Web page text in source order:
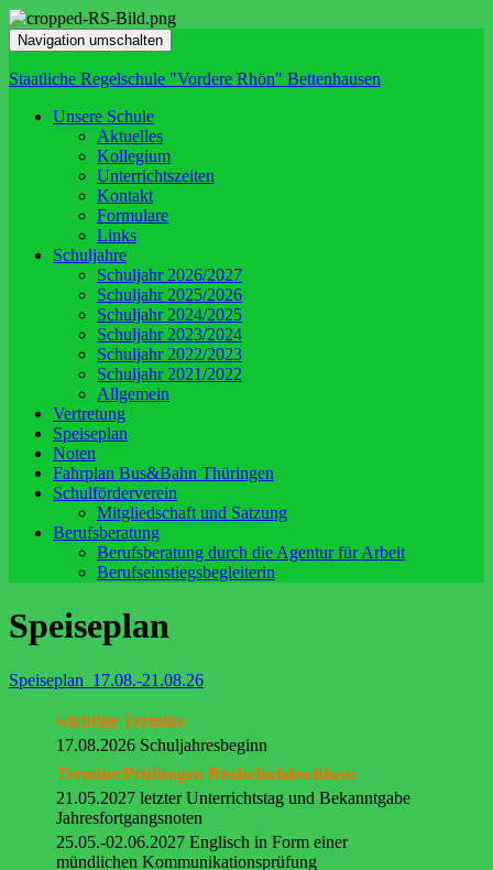
Navigation umschalten
Staatliche Regelschule "Vordere Rhön" Bettenhausen
Unsere Schule
Aktuelles
Kollegium
Unterrichtszeiten
Kontakt
Formulare
Links
Schuljahre
Schuljahr 2026/2027
Schuljahr 2025/2026
Schuljahr 2024/2025
Schuljahr 2023/2024
Schuljahr 2022/2023
Schuljahr 2021/2022
Allgemein
Vertretung
Speiseplan
Noten
Fahrplan Bus&Bahn Thüringen
Schulförderverein
Mitgliedschaft und Satzung
Berufsberatung
Berufsberatung durch die Agentur für Arbeit
Berufseinstiegsbegleiterin
Speiseplan
Speiseplan_17.08.-21.08.26
wichtige Termine
17.08.2026 Schuljahresbeginn
Termine/Prüfungen Realschulabschluss:
21.05.2027 letzter Unterrichtstag und Bekanntgabe
Jahresfortgangsnoten
25.05.-02.06.2027 Englisch in Form einer
mündlichen Kommunikationsprüfung